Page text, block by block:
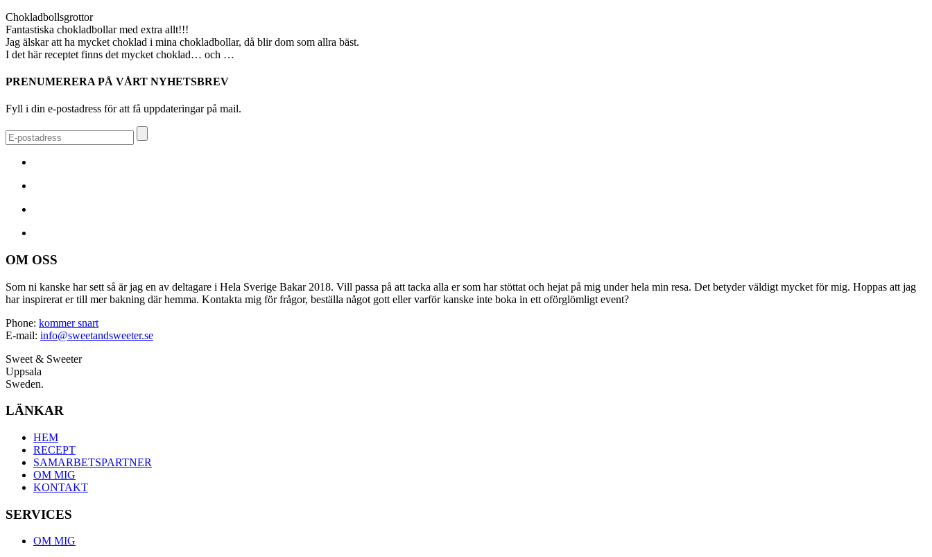
Chokladbollsgrottor
Fantastiska chokladbollar med extra allt!!!
Jag älskar att ha mycket choklad i mina chokladbollar, då blir dom som allra bäst.
I det här receptet finns det mycket choklad… och …
PRENUMERERA PÅ VÅRT NYHETSBREV
Fyll i din e-postadress för att få uppdateringar på mail.
OM OSS
Som ni kanske har sett så är jag en av deltagare i Hela Sverige Bakar 2018. Vill passa på att tacka alla er som har stöttat och hejat på mig under hela min resa. Det betyder väldigt mycket för mig. Hoppas att jag
har inspirerat er till mer bakning där hemma. Kontakta mig för frågor, beställa något gott eller varför kanske inte boka in ett oförglömligt event?
Phone: kommer snart
E-mail: info@sweetandsweeter.se
Sweet & Sweeter
Uppsala
Sweden.
LÄNKAR
HEM
RECEPT
SAMARBETSPARTNER
OM MIG
KONTAKT
SERVICES
OM MIG